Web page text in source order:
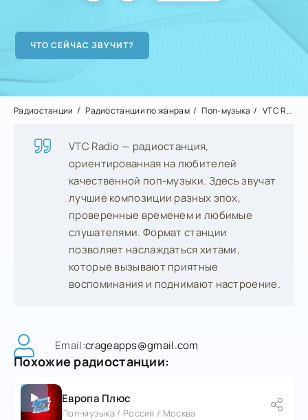
Радиостанции Радиостанции по жанрам Поп-музыка VTC Radio - Lactose
VTC Radio — радиостанция,
ориентированная на любителей
качественной поп-музыки. Здесь звучат
лучшие композиции разных эпох,
проверенные временем и любимые
слушателями. Формат станции
позволяет наслаждаться хитами,
которые вызывают приятные
воспоминания и поднимают настроение.
Email:crageapps@gmail.com
Похожие радиостанции:
Европа Плюс
Поп-музыка / Россия / Москва